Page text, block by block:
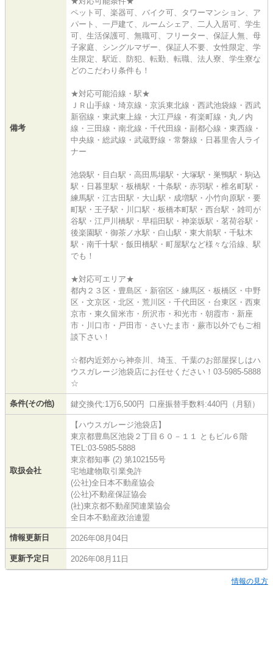
備考
ペット可、楽器可、バイク可、タワーマンション、ア
パート、一戸建て、ルームシェア、二人入居可、学生
可、生活保護可、無職可、フリーター、保証人無、母
子家庭、シングルマザー、保証人不要、女性限定、学
生限定、駅近、防犯、転勤、転職、法人寮、学生寮な
どのこだわり条件も！
★対応可能沿線・駅★
ＪＲ山手線・埼京線・京浜東北線・西武池袋線・西武
新宿線・東武東上線・大江戸線・有楽町線・丸ノ内
線・三田線・南北線・千代田線・副都心線・東西線・
中央線・総武線・武蔵野線・常磐線・日暮里舎人ライ
ナー
池袋駅・目白駅・高田馬場駅・大塚駅・巣鴨駅・駒込
駅・日暮里駅・板橋駅・十条駅・赤羽駅・椎名町駅・
練馬駅・江古田駅・大山駅・成増駅・小竹向原駅・要
町駅・王子駅・川口駅・板橋本町駅・西台駅・雑司が
谷駅・江戸川橋駅・早稲田駅・神楽坂駅・茗荷谷駅・
後楽園駅・御茶ノ水駅・白山駅・東大前駅・千駄木
駅・南千十駅・飯田橋駅・町屋駅など様々な沿線、駅
でも！
★対応可エリア★
都内２３区・豊島区・新宿区・練馬区・板橋区・中野
区・文京区・北区・荒川区・千代田区・台東区・西東
京市・東久留米市・所沢市・和光市・朝霞市・新座
市・川口市・戸田市・さいたま市・蕨市以外でもご相
談下さい！
☆都内近郊から神奈川、埼玉、千葉のお部屋探しはハ
ウスガレージ池袋店にお任せください！03-5985-5888
☆
条件(その他) 鍵交換代:1万6,500円 口座振替手数料:440円（月額）
取扱会社
【ハウスガレージ池袋店】
東京都豊島区池袋２丁目６０－１１ ともビル６階
TEL:03-5985-5888
東京都知事 (2) 第102155号
宅地建物取引業免許
(公社)全日本不動産協会
(公社)不動産保証協会
(社)東京都不動産関連業協会
全日本不動産政治連盟
情報更新日 2026年08月04日
更新予定日 2026年08月11日
情報の見方